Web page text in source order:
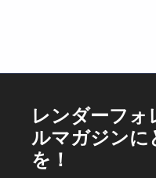
レンダーフォ
ルマガジンに
を！